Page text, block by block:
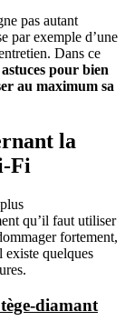
pas autant
par exemple d’une
Dans ce
pour bien
au maximum sa
la
Fi
qu’il faut utiliser
fortement,
existe quelques
diamant